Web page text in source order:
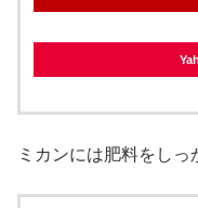
ミカンには肥料をしっ